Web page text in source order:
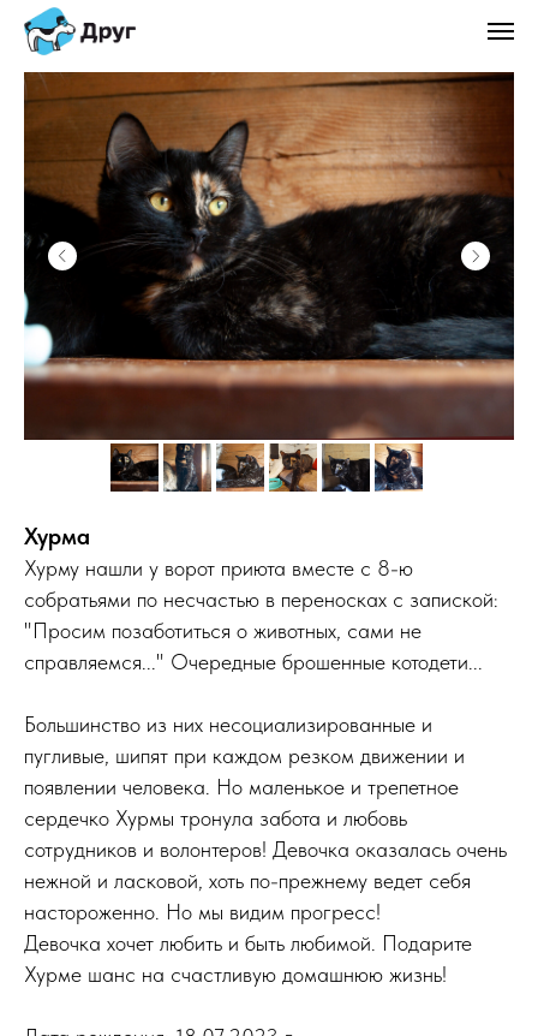
Хурма
Хурму нашли у ворот приюта вместе с 8-ю
собратьями по несчастью в переносках с запиской:
"Просим позаботиться о животных, сами не
справляемся..." Очередные брошенные котодети...
Большинство из них несоциализированные и
пугливые, шипят при каждом резком движении и
появлении человека. Но маленькое и трепетное
сердечко Хурмы тронула забота и любовь
сотрудников и волонтеров! Девочка оказалась очень
нежной и ласковой, хоть по-прежнему ведет себя
настороженно. Но мы видим прогресс!
Девочка хочет любить и быть любимой. Подарите
Хурме шанс на счастливую домашнюю жизнь!